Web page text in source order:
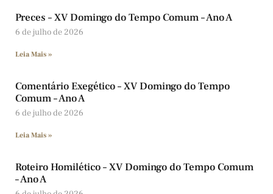
Preces – XV Domingo do Tempo Comum – Ano A
6 de julho de 2026
Leia Mais »
Comentário Exegético – XV Domingo do Tempo
Comum – Ano A
6 de julho de 2026
Leia Mais »
Roteiro Homilético – XV Domingo do Tempo Comum
– Ano A